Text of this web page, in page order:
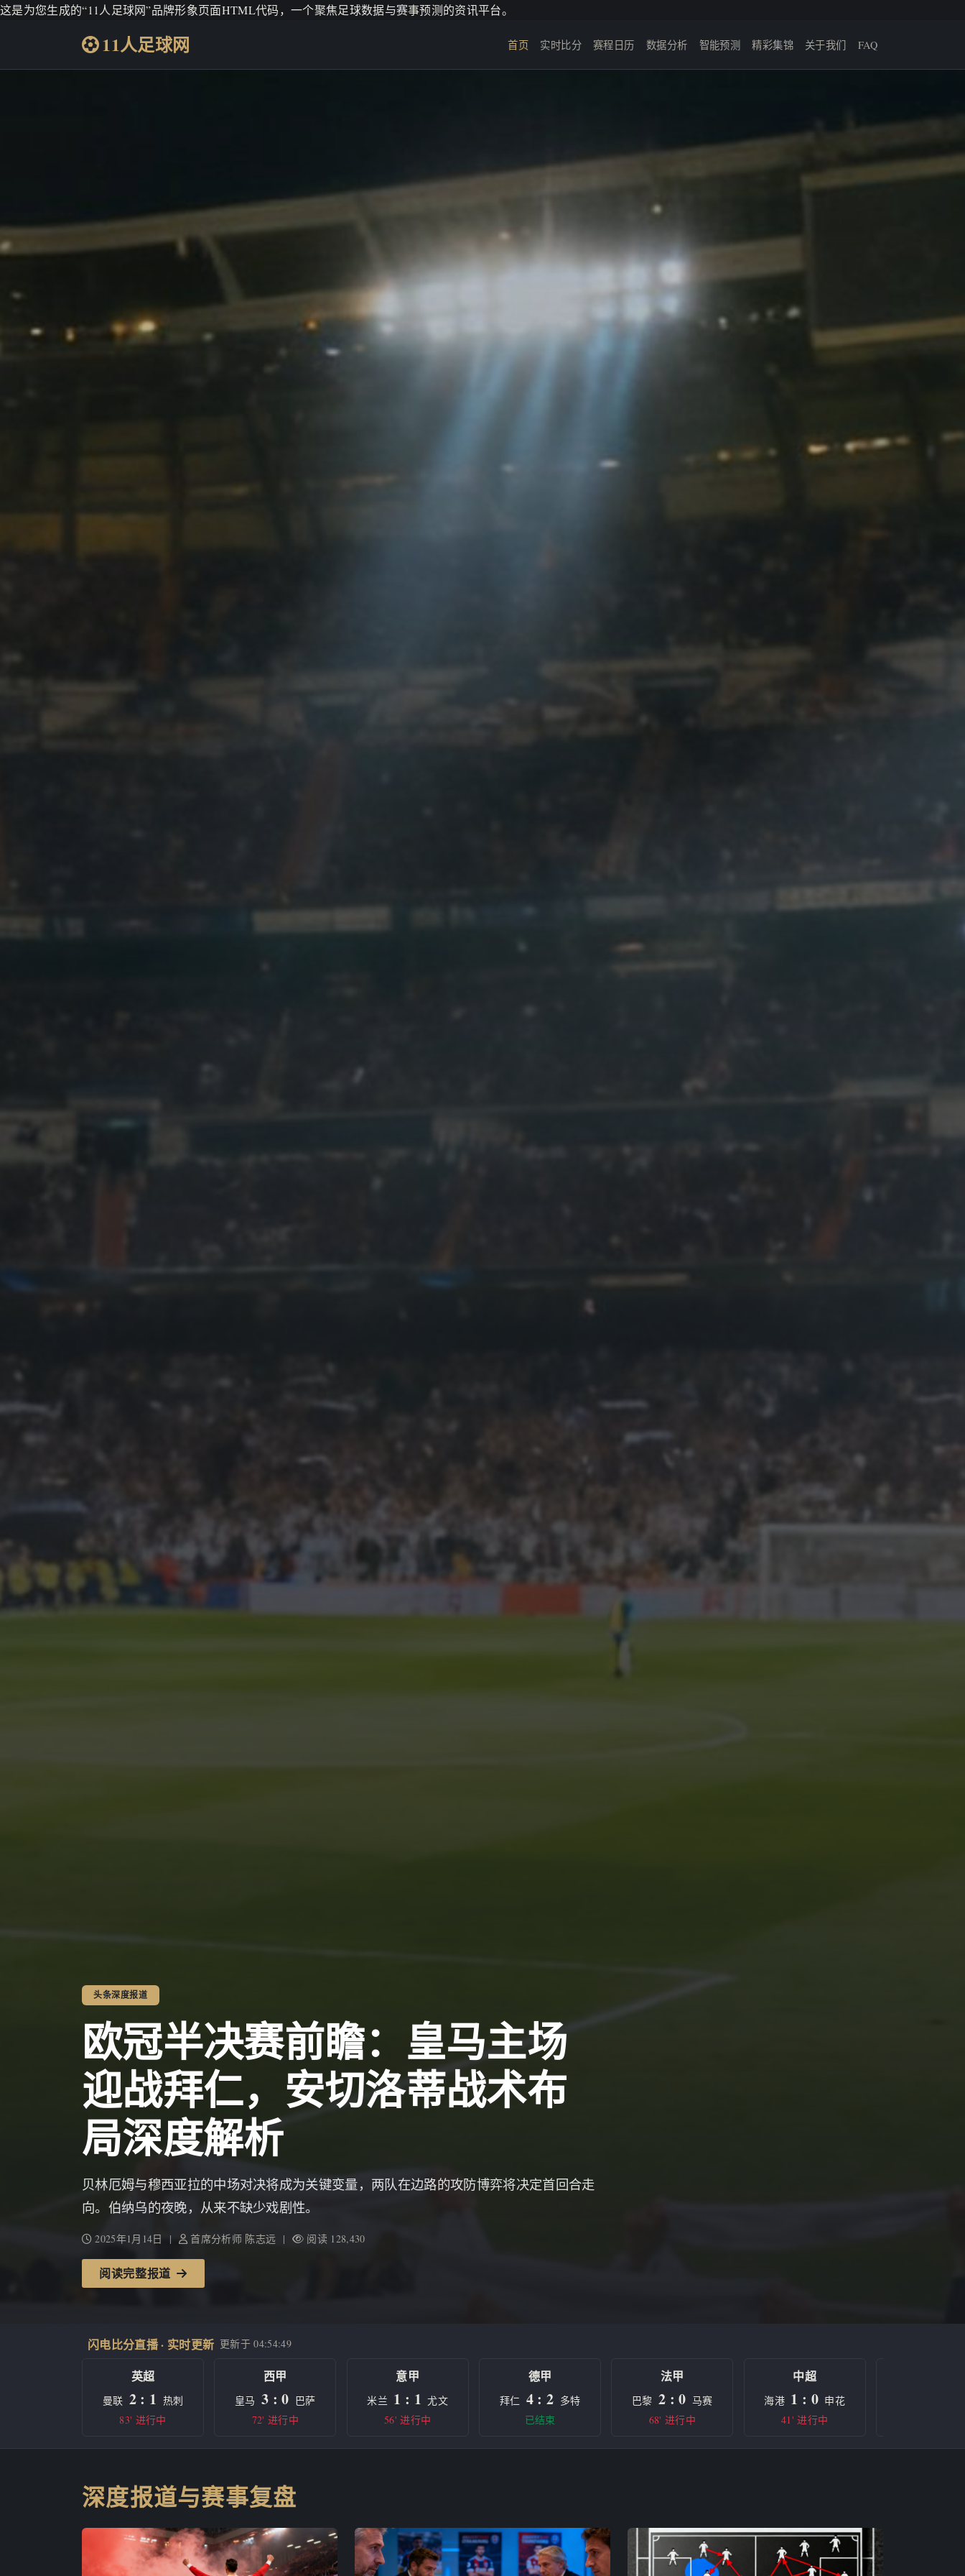
这是为您生成的“11人足球网”品牌形象页面HTML代码，一个聚焦足球数据与赛事预测的资讯平台。
11人足球网 首页 实时比分 赛程日历 数据分析 智能预测 精彩集锦 关于我们 FAQ
头条深度报道
欧冠半决赛前瞻：皇马主场
迎战拜仁，安切洛蒂战术布
局深度解析
贝林厄姆与穆西亚拉的中场对决将成为关键变量，两队在边路的攻防博弈将决定首回合走
向。伯纳乌的夜晚，从来不缺少戏剧性。
2025年1月14日 | 首席分析师 陈志远 | 阅读 128,430
阅读完整报道
闪电比分直播 · 实时更新 更新于04:54:49
英超
曼联 2 : 1 热刺
83' 进行中
西甲
皇马 3 : 0 巴萨
72' 进行中
意甲
米兰 1 : 1 尤文
56' 进行中
德甲
拜仁 4 : 2 多特
已结束
法甲
巴黎 2 : 0 马赛
68' 进行中
中超
海港 1 : 0 申花
41' 进行中
深度报道与赛事复盘